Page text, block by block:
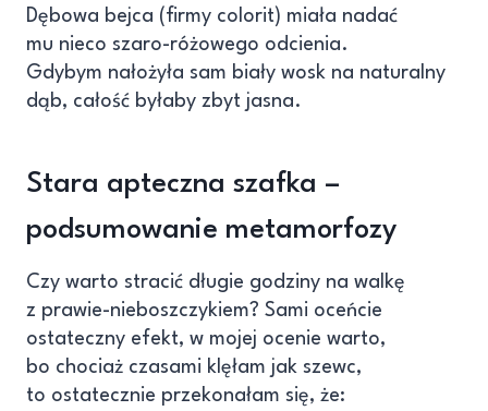
Dębowa bejca (firmy colorit) miała nadać
mu nieco szaro-różowego odcienia.
Gdybym nałożyła sam biały wosk na naturalny
dąb, całość byłaby zbyt jasna.
Stara apteczna szafka –
podsumowanie metamorfozy
Czy warto stracić długie godziny na walkę
z prawie-nieboszczykiem? Sami oceńcie
ostateczny efekt, w mojej ocenie warto,
bo chociaż czasami klęłam jak szewc,
to ostatecznie przekonałam się, że: